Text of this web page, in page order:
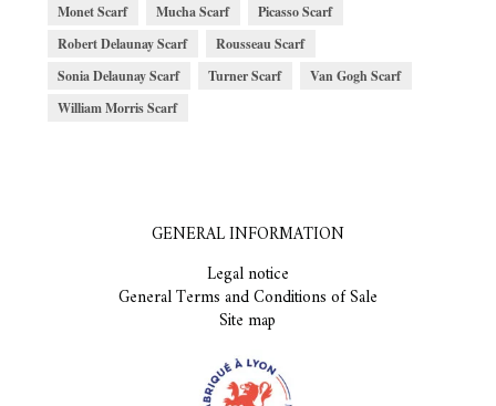
Monet Scarf
Mucha Scarf
Picasso Scarf
Robert Delaunay Scarf
Rousseau Scarf
Sonia Delaunay Scarf
Turner Scarf
Van Gogh Scarf
William Morris Scarf
GENERAL INFORMATION
Legal notice
General Terms and Conditions of Sale
Site map